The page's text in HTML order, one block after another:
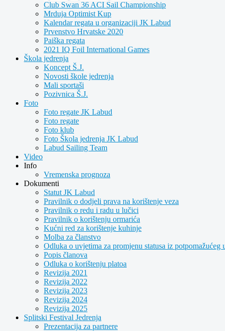
Club Swan 36 ACI Sail Championship
Mrduja Optimist Kup
Kalendar regata u organizaciji JK Labud
Prvenstvo Hrvatske 2020
Paiška regata
2021 IQ Foil International Games
Škola jedrenja
Koncept Š.J.
Novosti škole jedrenja
Mali sportaši
Pozivnica Š.J.
Foto
Foto regate JK Labud
Foto regate
Foto klub
Foto Škola jedrenja JK Labud
Labud Sailing Team
Video
Info
Vremenska prognoza
Dokumenti
Statut JK Labud
Pravilnik o dodjeli prava na korištenje veza
Pravilnik o redu i radu u lučici
Pravilnik o korištenju ormarića
Kućni red za korištenje kuhinje
Molba za članstvo
Odluka o uvjetima za promjenu statusa iz potpomažućeg
Popis članova
Odluka o korištenju platoa
Revizija 2021
Revizija 2022
Revizija 2023
Revizija 2024
Revizija 2025
Splitski Festival Jedrenja
Prezentacija za partnere